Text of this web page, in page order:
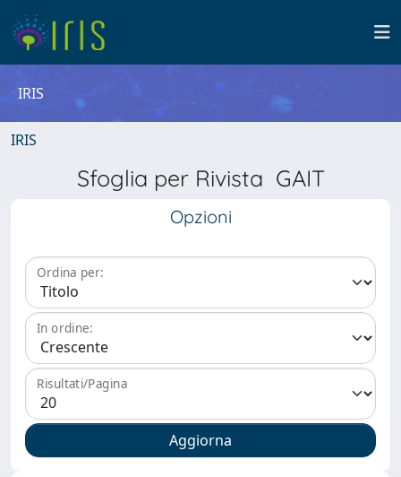
IRIS
IRIS
Sfoglia per Rivista GAIT
Opzioni
Ordina per:
In ordine:
Risultati/Pagina